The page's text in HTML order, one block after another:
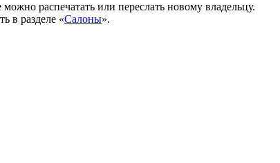
распечатать или переслать новому владельцу.
в разделе «Салоны».